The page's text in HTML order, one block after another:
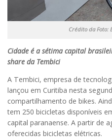
Crédito da Foto:
Cidade é a sétima capital
share da Tembici
A Tembici, empresa de
lançou em Curitiba nesta
compartilhamento de bikes.
tem 250 bicicletas disponíveis
capital paranaense. A partir de
oferecidas bicicletas elétricas.